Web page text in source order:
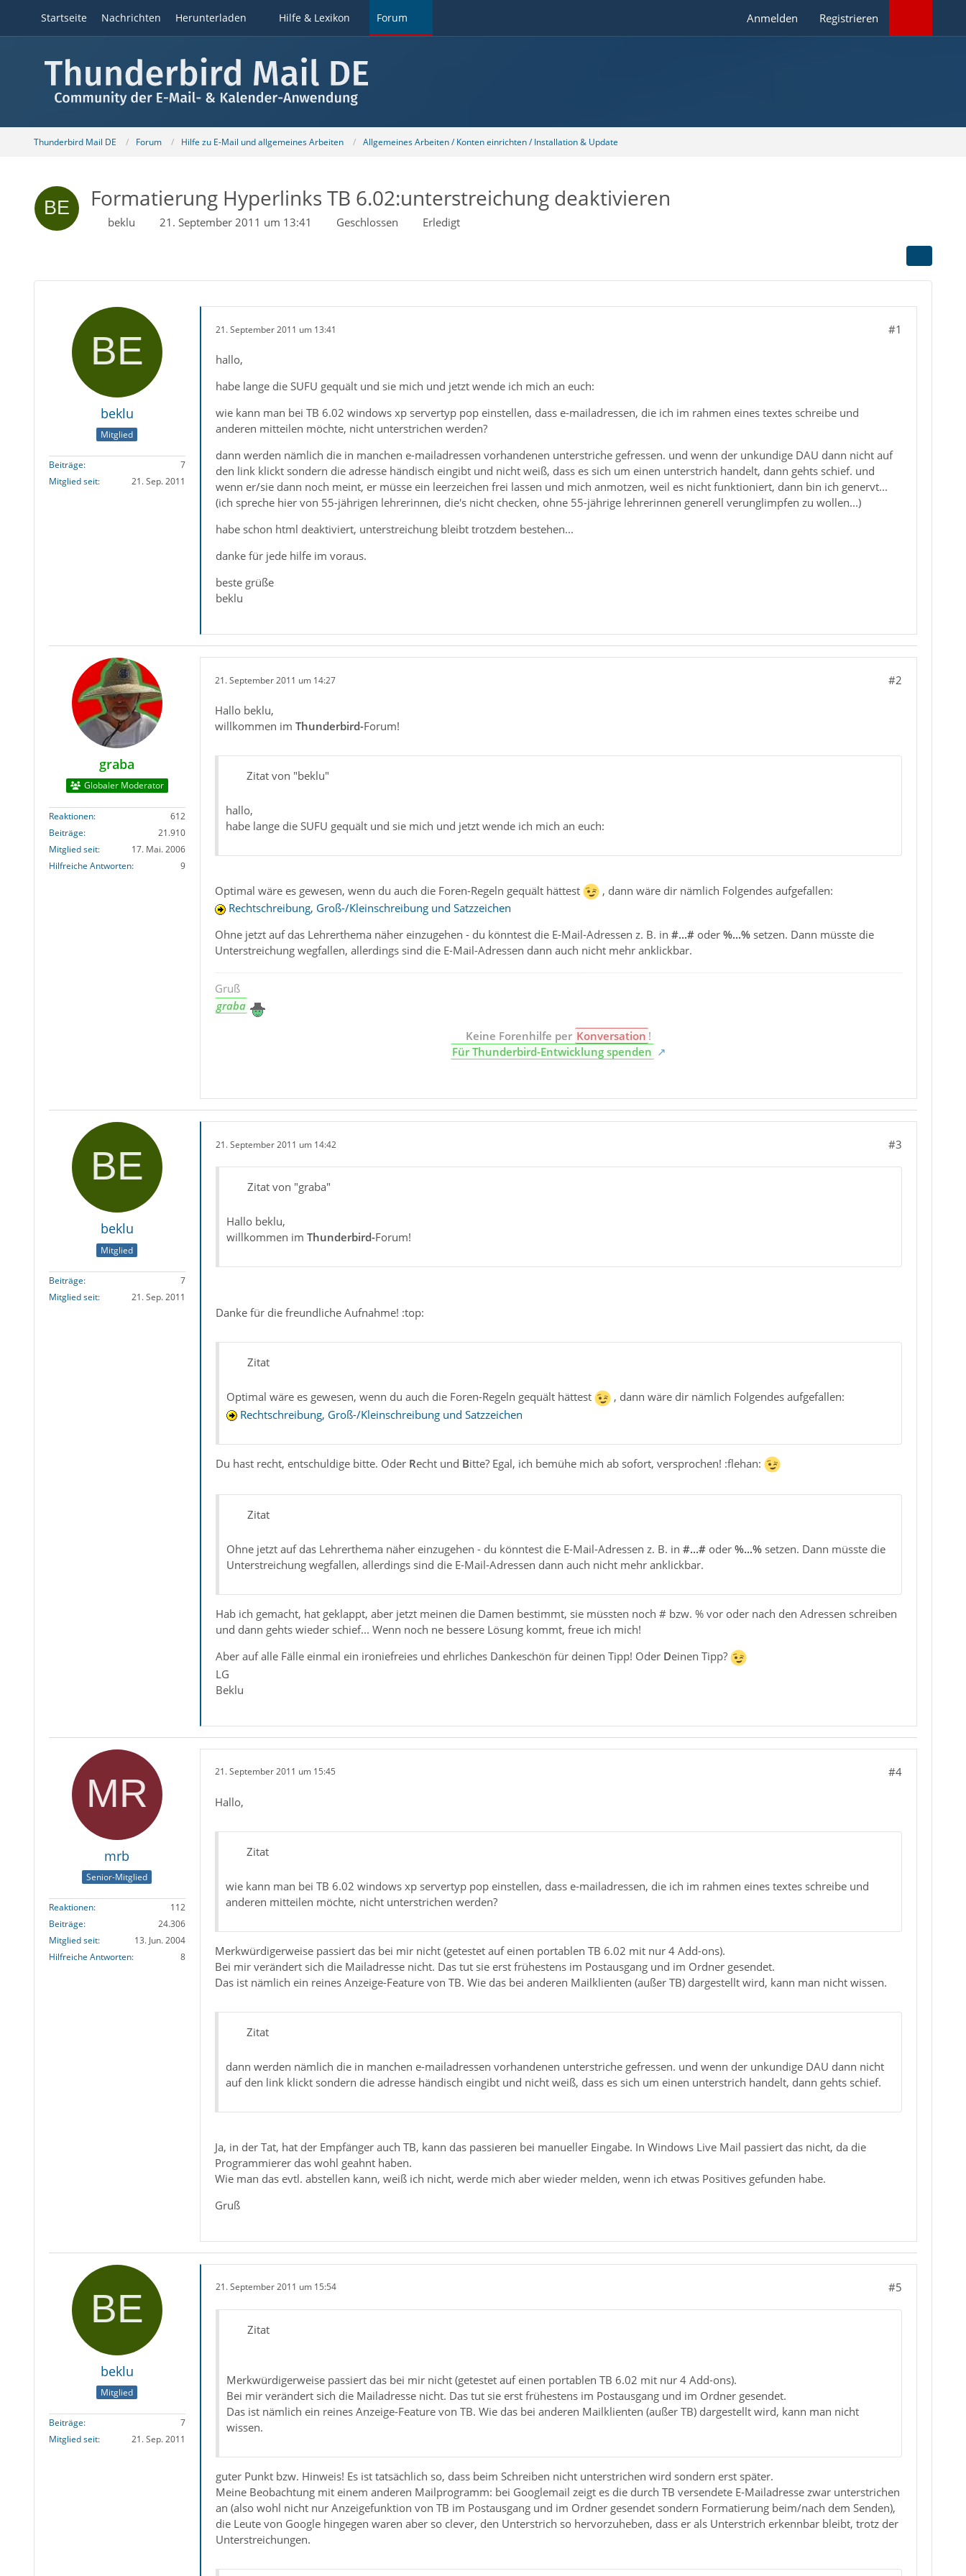
Startseite Nachrichten Herunterladen Hilfe & Lexikon Forum Anmelden Registrieren
Thunderbird Mail DE Forum Hilfe zu E-Mail und allgemeines Arbeiten Allgemeines Arbeiten / Konten einrichten / Installation & Update
Formatierung Hyperlinks TB 6.02:unterstreichung deaktivieren
beklu 21. September 2011 um 13:41 Geschlossen Erledigt
beklu
Mitglied
Beiträge
7
Mitglied seit
21. Sep. 2011
21. September 2011 um 13:41 #1
hallo,
habe lange die SUFU gequält und sie mich und jetzt wende ich mich an euch:
wie kann man bei TB 6.02 windows xp servertyp pop einstellen, dass e-mailadressen, die ich im rahmen eines textes schreibe und
anderen mitteilen möchte, nicht unterstrichen werden?
dann werden nämlich die in manchen e-mailadressen vorhandenen unterstriche gefressen. und wenn der unkundige DAU dann nicht auf
den link klickt sondern die adresse händisch eingibt und nicht weiß, dass es sich um einen unterstrich handelt, dann gehts schief. und
wenn er/sie dann noch meint, er müsse ein leerzeichen frei lassen und mich anmotzen, weil es nicht funktioniert, dann bin ich genervt...
(ich spreche hier von 55-jährigen lehrerinnen, die's nicht checken, ohne 55-jährige lehrerinnen generell verunglimpfen zu wollen...)
habe schon html deaktiviert, unterstreichung bleibt trotzdem bestehen...
danke für jede hilfe im voraus.
beste grüße
beklu
graba
Globaler Moderator
Reaktionen
612
Beiträge
21.910
Mitglied seit
17. Mai. 2006
Hilfreiche Antworten
9
21. September 2011 um 14:27 #2
Hallo beklu,
willkommen im Thunderbird-Forum!
Zitat von "beklu"
hallo,
habe lange die SUFU gequält und sie mich und jetzt wende ich mich an euch:
Optimal wäre es gewesen, wenn du auch die Foren-Regeln gequält hättest
, dann wäre dir nämlich Folgendes aufgefallen:
Rechtschreibung, Groß-/Kleinschreibung und Satzzeichen
Ohne jetzt auf das Lehrerthema näher einzugehen - du könntest die E-Mail-Adressen z. B. in #...#oder %...%setzen. Dann müsste die
Unterstreichung wegfallen, allerdings sind die E-Mail-Adressen dann auch nicht mehr anklickbar.
Gruß
graba
Keine Forenhilfe per Konversation !
Für Thunderbird-Entwicklung spenden
beklu
Mitglied
Beiträge
7
Mitglied seit
21. Sep. 2011
21. September 2011 um 14:42 #3
Zitat von "graba"
Hallo beklu,
willkommen im Thunderbird-Forum!
Danke für die freundliche Aufnahme! :top:
Zitat
Optimal wäre es gewesen, wenn du auch die Foren-Regeln gequält hättest
, dann wäre dir nämlich Folgendes aufgefallen:
Rechtschreibung, Groß-/Kleinschreibung und Satzzeichen
Du hast recht, entschuldige bitte. Oder Recht und Bitte? Egal, ich bemühe mich ab sofort, versprochen! :flehan:
Zitat
Ohne jetzt auf das Lehrerthema näher einzugehen - du könntest die E-Mail-Adressen z. B. in #...#oder %...%setzen. Dann müsste die
Unterstreichung wegfallen, allerdings sind die E-Mail-Adressen dann auch nicht mehr anklickbar.
Hab ich gemacht, hat geklappt, aber jetzt meinen die Damen bestimmt, sie müssten noch # bzw. % vor oder nach den Adressen schreiben
und dann gehts wieder schief... Wenn noch ne bessere Lösung kommt, freue ich mich!
Aber auf alle Fälle einmal ein ironiefreies und ehrliches Dankeschön für deinen Tipp! Oder Deinen Tipp?
LG
Beklu
mrb
Senior-Mitglied
Reaktionen
112
Beiträge
24.306
Mitglied seit
13. Jun. 2004
Hilfreiche Antworten
8
21. September 2011 um 15:45 #4
Hallo,
Zitat
wie kann man bei TB 6.02 windows xp servertyp pop einstellen, dass e-mailadressen, die ich im rahmen eines textes schreibe und
anderen mitteilen möchte, nicht unterstrichen werden?
Merkwürdigerweise passiert das bei mir nicht (getestet auf einen portablen TB 6.02 mit nur 4 Add-ons).
Bei mir verändert sich die Mailadresse nicht. Das tut sie erst frühestens im Postausgang und im Ordner gesendet.
Das ist nämlich ein reines Anzeige-Feature von TB. Wie das bei anderen Mailklienten (außer TB) dargestellt wird, kann man nicht wissen.
Zitat
dann werden nämlich die in manchen e-mailadressen vorhandenen unterstriche gefressen. und wenn der unkundige DAU dann nicht
auf den link klickt sondern die adresse händisch eingibt und nicht weiß, dass es sich um einen unterstrich handelt, dann gehts schief.
Ja, in der Tat, hat der Empfänger auch TB, kann das passieren bei manueller Eingabe. In Windows Live Mail passiert das nicht, da die
Programmierer das wohl geahnt haben.
Wie man das evtl. abstellen kann, weiß ich nicht, werde mich aber wieder melden, wenn ich etwas Positives gefunden habe.
Gruß
beklu
Mitglied
Beiträge
7
Mitglied seit
21. Sep. 2011
21. September 2011 um 15:54 #5
Zitat
Merkwürdigerweise passiert das bei mir nicht (getestet auf einen portablen TB 6.02 mit nur 4 Add-ons).
Bei mir verändert sich die Mailadresse nicht. Das tut sie erst frühestens im Postausgang und im Ordner gesendet.
Das ist nämlich ein reines Anzeige-Feature von TB. Wie das bei anderen Mailklienten (außer TB) dargestellt wird, kann man nicht
wissen.
guter Punkt bzw. Hinweis! Es ist tatsächlich so, dass beim Schreiben nicht unterstrichen wird sondern erst später.
Meine Beobachtung mit einem anderen Mailprogramm: bei Googlemail zeigt es die durch TB versendete E-Mailadresse zwar unterstrichen
an (also wohl nicht nur Anzeigefunktion von TB im Postausgang und im Ordner gesendet sondern Formatierung beim/nach dem Senden),
die Leute von Google hingegen waren aber so clever, den Unterstrich so hervorzuheben, dass er als Unterstrich erkennbar bleibt, trotz der
Unterstreichungen.